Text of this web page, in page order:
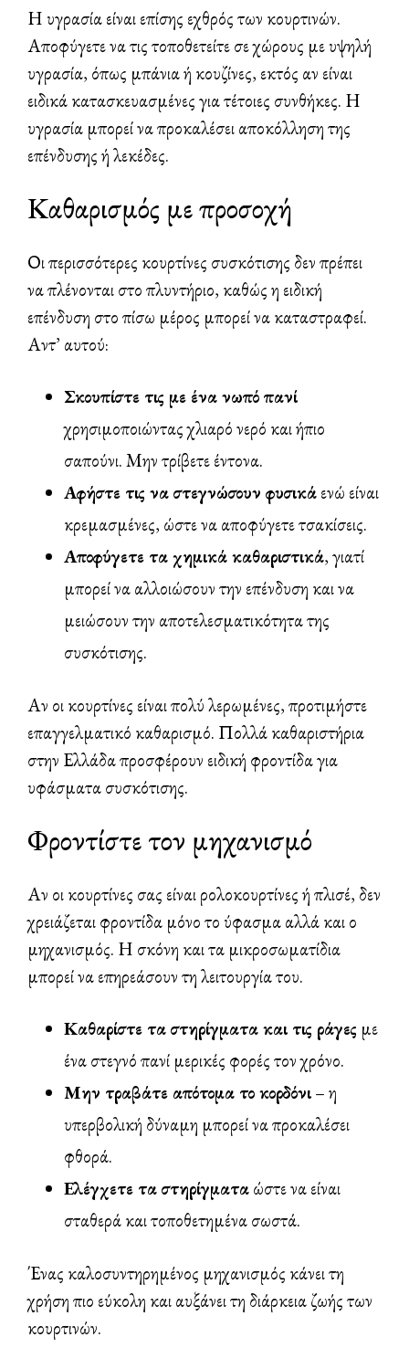
Η υγρασία είναι επίσης εχθρός των κουρτινών.
Αποφύγετε να τις τοποθετείτε σε χώρους με υψηλή
υγρασία, όπως μπάνια ή κουζίνες, εκτός αν είναι
ειδικά κατασκευασμένες για τέτοιες συνθήκες. Η
υγρασία μπορεί να προκαλέσει αποκόλληση της
επένδυσης ή λεκέδες.
Καθαρισμός με προσοχή
Οι περισσότερες κουρτίνες συσκότισης δεν πρέπει
να πλένονται στο πλυντήριο, καθώς η ειδική
επένδυση στο πίσω μέρος μπορεί να καταστραφεί.
Αντ’ αυτού:
Σκουπίστε τις με ένα νωπό πανί
χρησιμοποιώντας χλιαρό νερό και ήπιο
σαπούνι. Μην τρίβετε έντονα.
Αφήστε τις να στεγνώσουν φυσικάενώ είναι
κρεμασμένες, ώστε να αποφύγετε τσακίσεις.
Αποφύγετε τα χημικά καθαριστικά, γιατί
μπορεί να αλλοιώσουν την επένδυση και να
μειώσουν την αποτελεσματικότητα της
συσκότισης.
Αν οι κουρτίνες είναι πολύ λερωμένες, προτιμήστε
επαγγελματικό καθαρισμό. Πολλά καθαριστήρια
στην Ελλάδα προσφέρουν ειδική φροντίδα για
υφάσματα συσκότισης.
Φροντίστε τον μηχανισμό
Αν οι κουρτίνες σας είναι ρολοκουρτίνες ή πλισέ, δεν
χρειάζεται φροντίδα μόνο το ύφασμα αλλά και ο
μηχανισμός. Η σκόνη και τα μικροσωματίδια
μπορεί να επηρεάσουν τη λειτουργία του.
Καθαρίστε τα στηρίγματα και τις ράγες με
ένα στεγνό πανί μερικές φορές τον χρόνο.
Μην τραβάτε απότομα το κορδόνι– η
υπερβολική δύναμη μπορεί να προκαλέσει
φθορά.
Ελέγχετε τα στηρίγματαώστε να είναι
σταθερά και τοποθετημένα σωστά.
Ένας καλοσυντηρημένος μηχανισμός κάνει τη
χρήση πιο εύκολη και αυξάνει τη διάρκεια ζωής των
κουρτινών.